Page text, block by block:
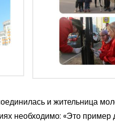
и жительница
необходимо: «Это